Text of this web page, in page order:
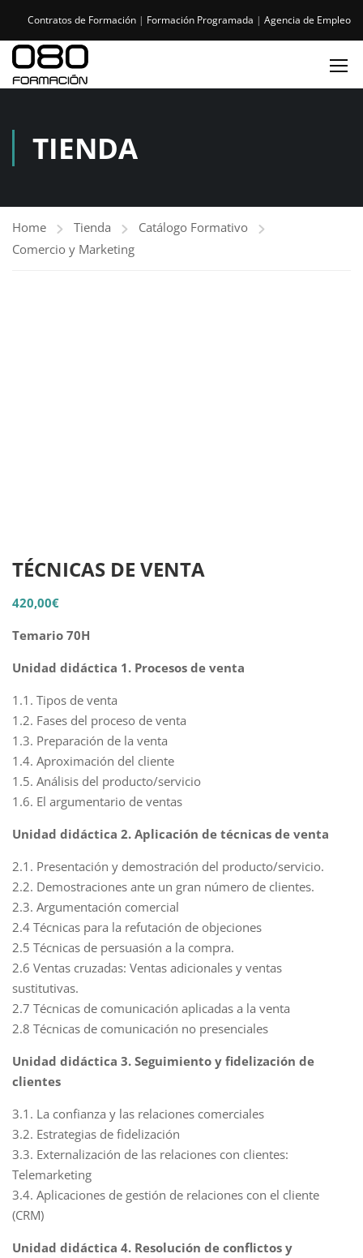
Contratos de Formación | Formación Programada | Agencia de Empleo
TIENDA
Home Tienda
Catálogo Formativo
Comercio y Marketing
TÉCNICAS DE VENTA
420,00€
Temario 70H
Unidad didáctica 1. Procesos de venta
1.1. Tipos de venta
1.2. Fases del proceso de venta
1.3. Preparación de la venta
1.4. Aproximación del cliente
1.5. Análisis del producto/servicio
1.6. El argumentario de ventas
Unidad didáctica 2. Aplicación de técnicas de venta
2.1. Presentación y demostración del producto/servicio.
2.2. Demostraciones ante un gran número de clientes.
2.3. Argumentación comercial
2.4 Técnicas para la refutación de objeciones
2.5 Técnicas de persuasión a la compra.
2.6 Ventas cruzadas: Ventas adicionales y ventas
sustitutivas.
2.7 Técnicas de comunicación aplicadas a la venta
2.8 Técnicas de comunicación no presenciales
Unidad didáctica 3. Seguimiento y fidelización de
clientes
3.1. La confianza y las relaciones comerciales
3.2. Estrategias de fidelización
3.3. Externalización de las relaciones con clientes:
Telemarketing
3.4. Aplicaciones de gestión de relaciones con el cliente
(CRM)
Unidad didáctica 4. Resolución de conflictos y